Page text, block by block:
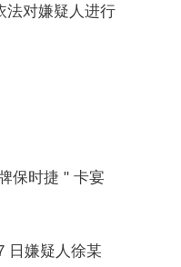
法对嫌疑人进行
保时捷 " 卡宴
日嫌疑人徐某